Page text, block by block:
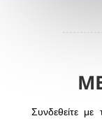
Συνδεθείτε